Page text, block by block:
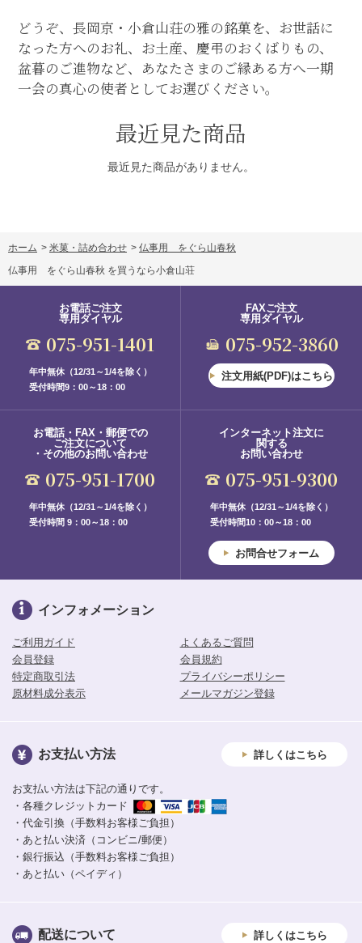
どうぞ、長岡京・小倉山荘の雅の銘菓を、お世話に
なった方へのお礼、お土産、慶弔のおくばりもの、
盆暮のご進物など、あなたさまのご縁ある方へ一期
一会の真心の使者としてお選びください。
最近見た商品
最近見た商品がありません。
ホーム > 米菓・詰め合わせ > 仏事用 をぐら山春秋
仏事用 をぐら山春秋 を買うなら小倉山荘
お電話ご注文
専用ダイヤル
075-951-1401
年中無休（12/31～1/4を除く）
受付時間9：00～18：00
FAXご注文
専用ダイヤル
075-952-3860
注文用紙(PDF)はこちら
お電話・FAX・郵便での
ご注文について
・その他のお問い合わせ
075-951-1700
年中無休（12/31～1/4を除く）
受付時間 9：00～18：00
インターネット注文に
関する
お問い合わせ
075-951-9300
年中無休（12/31～1/4を除く）
受付時間10：00～18：00
お問合せフォーム
インフォメーション
ご利用ガイド
よくあるご質問
会員登録
会員規約
特定商取引法
プライバシーポリシー
原材料成分表示
メールマガジン登録
お支払い方法 詳しくはこちら
お支払い方法は下記の通りです。
・各種クレジットカード
・代金引換（手数料お客様ご負担）
・あと払い決済（コンビニ/郵便）
・銀行振込（手数料お客様ご負担）
・あと払い（ペイディ）
配送について 詳しくはこちら